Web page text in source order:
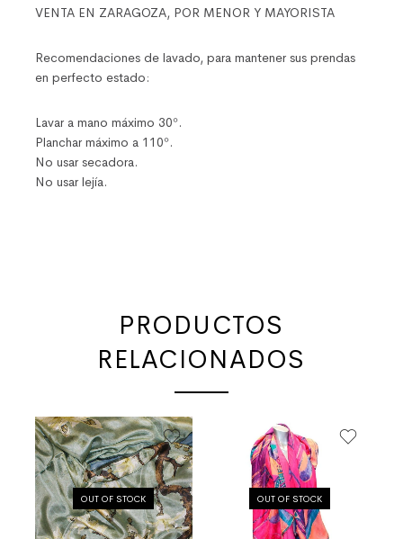
VENTA EN ZARAGOZA, POR MENOR Y MAYORISTA
Recomendaciones de lavado, para mantener sus prendas
en perfecto estado:
Lavar a mano máximo 30º.
Planchar máximo a 110º.
No usar secadora.
No usar lejía.
PRODUCTOS
RELACIONADOS
OUT OF STOCK OUT OF STOCK